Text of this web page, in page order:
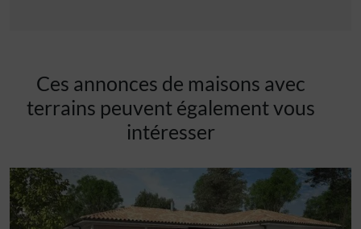
Ces annonces de maisons avec
terrains peuvent également vous
intéresser